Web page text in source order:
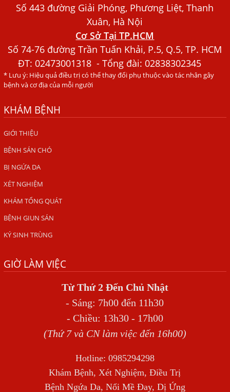
Xét Nghiệm Giun Sán Gồm Những Loại Nào? Chi Phí Bao
Người Đàn Ông Phát Ban Mẩn Đỏ Khắp Người, Sau Ba
Tháng Mới Tìm Ra Nguyên Nhân
Đau Mắt Đỏ, Nguyên Nhân Và Cách Điều Trị
HÀ NỘI – PHÁT BAN MẨN ĐỎ KHẮP NGƯỜI, ĐI KHÁM
Ăn hải sản sống, coi chừng nhiễm giun sán
TỔNG QUAN VỀ KÉM HẤP THU THỨC ĂN
HÀ NỘI – NHIỄM BA LOẠI KÝ SINH TRÙNG DO THÓI QUEN
ĂN MỘT MÓN ĂN SÁNG
ẤU TRÙNG SÁN CHÓ DI CHUYỂN QUA DA GÂY NGỨA
VIÊM DA ĐỒNG TIỀN
Tại sao khám bệnh viện da liễu nhiều năm không hết
SÁN TRONG NÃO GÂY RA CÁC TRIỆU CHỨNG NHƯ TÂM
Địa Chỉ Điều Trị Bệnh Sán Dây Uy Tín Tại Hà Nội
TỔNG QUAN VỀ NHIỄM GIUN LƯƠN
Đầu Hàng Vì Trị Nhiều Lần Không Khỏi
NHIỄM TRÙNG NÃO DO AMIP, VIÊM MÀNG NÃO DO AMIP
Số 443 đường Giải Phóng, Phương Liệt, Thanh
Xuân, Hà Nội
Cơ Sở Tại TP.HCM
Số 74-76 đường Trần Tuấn Khải, P.5, Q.5, TP. HCM
ĐT:02473001318 - Tổng đài: 02838302345
* Lưu ý: Hiệu quả điều trị có thể thay đổi phụ thuộc vào tác nhân gây
bệnh và cơ địa của mỗi người
KHÁM BỆNH
GIỚI THIỆU
BỆNH SÁN CHÓ
BỊ NGỨA DA
XÉT NGHIỆM
KHÁM TỔNG QUÁT
BỆNH GIUN SÁN
KÝ SINH TRÙNG
GIỜ LÀM VIỆC
Từ Thứ 2 Đến Chủ Nhật
- Sáng: 7h00 đến 11h30
- Chiều: 13h30 - 17h00
(Thứ 7 và CN làm việc đến 16h00)
Hotline: 0985294298
Khám Bệnh, Xét Nghiệm, Điều Trị
Bệnh Ngứa Da, Nổi Mề Đay, Dị Ứng